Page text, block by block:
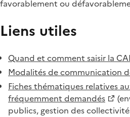
favorablement ou
Liens utiles
Quand et comment saisir la
Modalités de communication
Fiches thématiques relatives
fréquemment demandés
publics, gestion des